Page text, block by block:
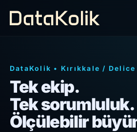
DataKolik • Kırıkkale / Delice
Tek ekip.
Tek sorumluluk.
Ölçülebilir